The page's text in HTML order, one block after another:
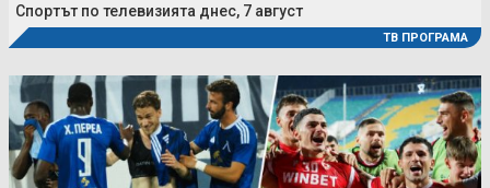
Спортът по телевизията днес, 7 август
ТВ ПРОГРАМА